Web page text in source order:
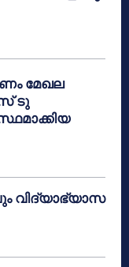
മേഖല
ടു
വിദ്യാഭ്യാസ